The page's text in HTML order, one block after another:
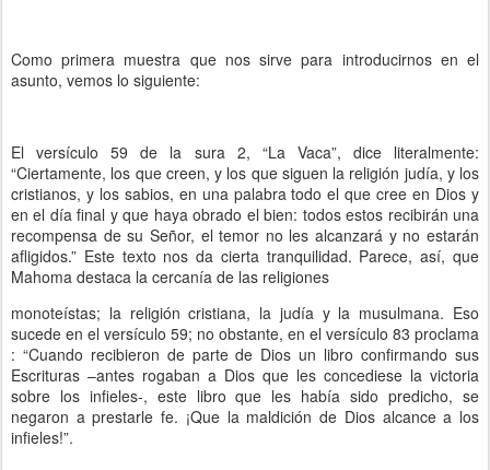
Como primera muestra que nos sirve para introducirnos en el
asunto, vemos lo siguiente:
El versículo 59 de la sura 2, “La Vaca”, dice literalmente:
“Ciertamente, los que creen, y los que siguen la religión judía, y los
cristianos, y los sabios, en una palabra todo el que cree en Dios y
en el día final y que haya obrado el bien: todos estos recibirán una
recompensa de su Señor, el temor no les alcanzará y no estarán
afligidos.” Este texto nos da cierta tranquilidad. Parece, así, que
Mahoma destaca la cercanía de las religiones
monoteístas; la religión cristiana, la judía y la musulmana. Eso
sucede en el versículo 59; no obstante, en el versículo 83 proclama
: “Cuando recibieron de parte de Dios un libro confirmando sus
Escrituras –antes rogaban a Dios que les concediese la victoria
sobre los infieles-, este libro que les había sido predicho, se
negaron a prestarle fe. ¡Que la maldición de Dios alcance a los
infieles!”.